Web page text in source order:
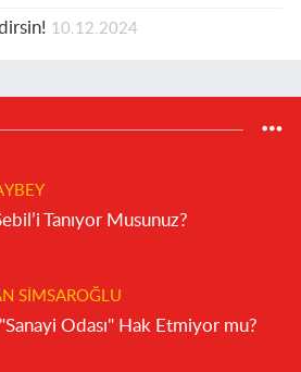
10.12.2024
Tanıyor Musunuz?
SIMSAROĞLU
Odası" Hak Etmiyor mu?